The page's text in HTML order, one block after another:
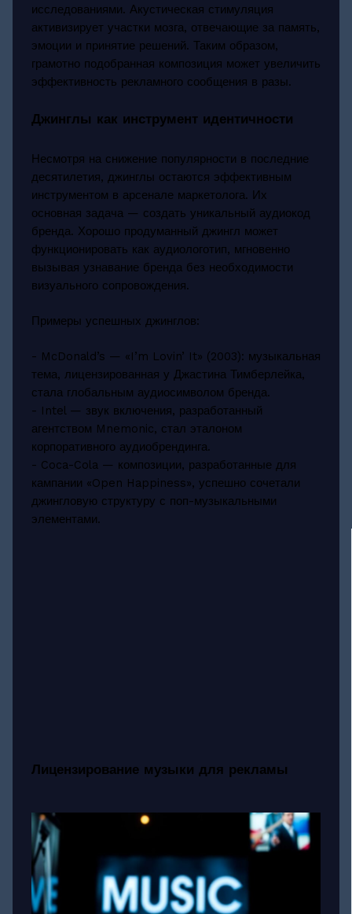
исследованиями. Акустическая стимуляция
активизирует участки мозга, отвечающие за память,
эмоции и принятие решений. Таким образом,
грамотно подобранная композиция может увеличить
эффективность рекламного сообщения в разы.
Джинглы как инструмент идентичности
Несмотря на снижение популярности в последние
десятилетия, джинглы остаются эффективным
инструментом в арсенале маркетолога. Их
основная задача — создать уникальный аудиокод
бренда. Хорошо продуманный джингл может
функционировать как аудиологотип, мгновенно
вызывая узнавание бренда без необходимости
визуального сопровождения.
Примеры успешных джинглов:
- McDonald’s — «I’m Lovin’ It» (2003): музыкальная
тема, лицензированная у Джастина Тимберлейка,
стала глобальным аудиосимволом бренда.
- Intel — звук включения, разработанный
агентством Mnemonic, стал эталоном
корпоративного аудиобрендинга.
- Coca-Cola — композиции, разработанные для
кампании «Open Happiness», успешно сочетали
джингловую структуру с поп-музыкальными
элементами.
Лицензирование музыки для рекламы